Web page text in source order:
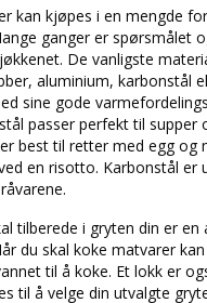
kan kjøpes i en mengde
ganger er spørsmålet
De vanligste
aluminium, karbonstål
sine gode
passer perfekt til
best til retter med egg og
en risotto. Karbonstål
tilberede i gryten din er
du skal koke matvarer
til å koke. Et lokk er
til å velge din utvalgte